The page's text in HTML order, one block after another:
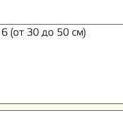
(от 30 до 50 см)